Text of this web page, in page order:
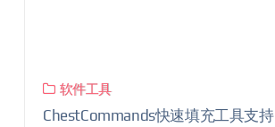
软件工具
ChestCommands快速填充工具支持